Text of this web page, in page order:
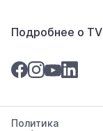
Подробнее о
Политика